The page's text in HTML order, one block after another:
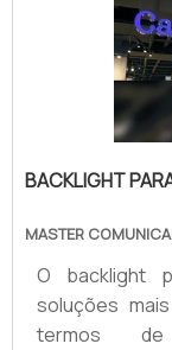
elemento
segurança,
todos os dispo.
BACKLIGHT
MASTER
O backlight
soluções
termos de